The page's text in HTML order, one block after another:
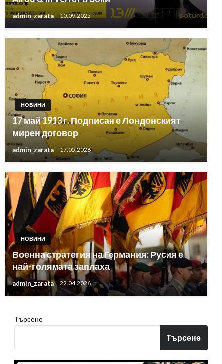
admin_zarata 10.09.2025
НОВИНИ
17 май 1913 г. Подписан е Лондонският
мирен договор
admin_zarata 17.05.2026
НОВИНИ
Военна стратегия на Германия: Русия е
най-голямата заплаха
admin_zarata 22.04.2026
Търсене
Търсене